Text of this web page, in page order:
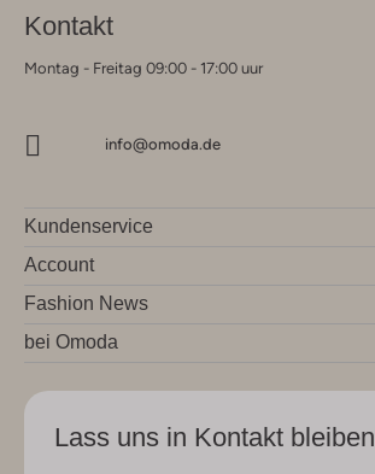
Kontakt
Montag - Freitag 09:00 - 17:00 uur
info@omoda.de
Kundenservice
Account
Fashion News
bei Omoda
Lass uns in Kontakt bleiben